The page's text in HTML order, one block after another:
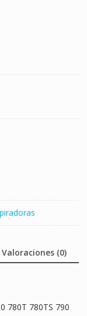
Valoraciones (0)
780T 780TS 790